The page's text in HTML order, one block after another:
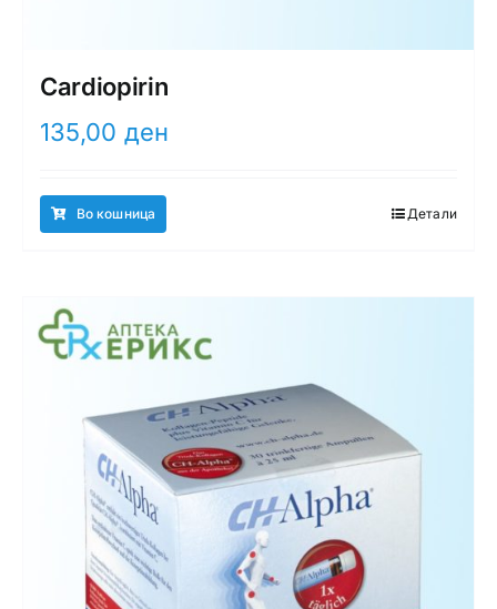
Cardiopirin
135,00 ден
Во кошница Детали